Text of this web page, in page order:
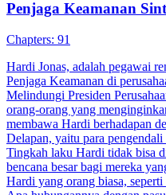
One Night StandPengganti
60 Episodes
Sales biasa, Farel, pura-pura
yang menolak dijodohkan.
mene...Tonton Rahasia
di NetShort. Temukan lebih
Drama LebayPenyesalan